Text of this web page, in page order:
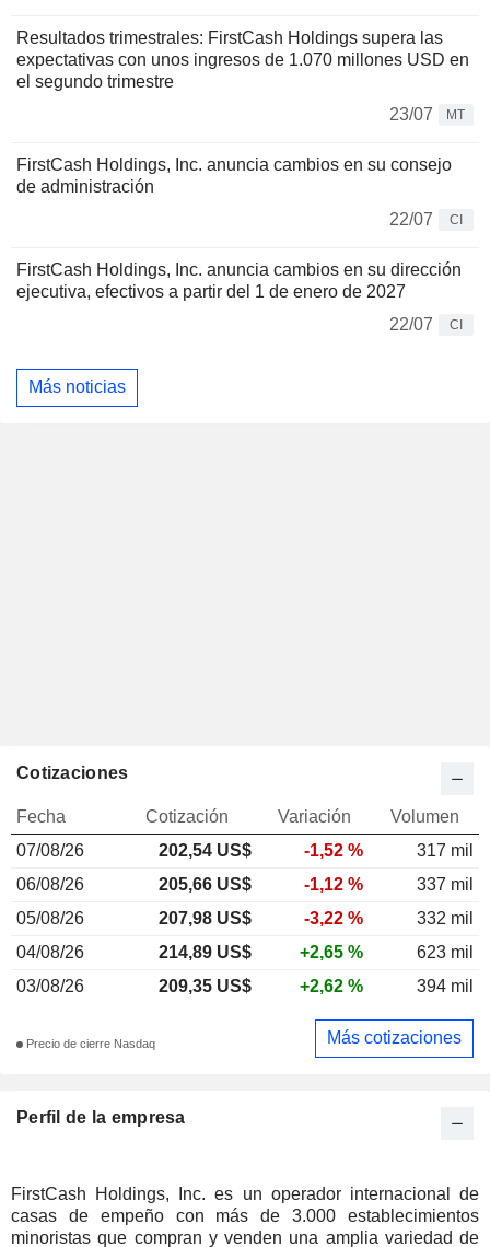
Resultados trimestrales: FirstCash Holdings supera las
expectativas con unos ingresos de 1.070 millones USD en
el segundo trimestre
23/07
MT
FirstCash Holdings, Inc. anuncia cambios en su consejo
de administración
22/07
CI
FirstCash Holdings, Inc. anuncia cambios en su dirección
ejecutiva, efectivos a partir del 1 de enero de 2027
22/07
CI
Más noticias
Perfil de la empresa
FirstCash Holdings, Inc. es un operador internacional de
casas de empeño con más de 3.000 establecimientos
minoristas que compran y venden una amplia variedad de
Cotizaciones
Fecha Cotización Variación
Volumen
07/08/26
202,54 US$ -1,52 %
317 mil
06/08/26
205,66 US$ -1,12 %
337 mil
05/08/26
207,98 US$ -3,22 %
332 mil
04/08/26
214,89 US$ +2,65 %
623 mil
03/08/26
209,35 US$ +2,62 % 394 mil
Precio de cierre Nasdaq Más cotizaciones